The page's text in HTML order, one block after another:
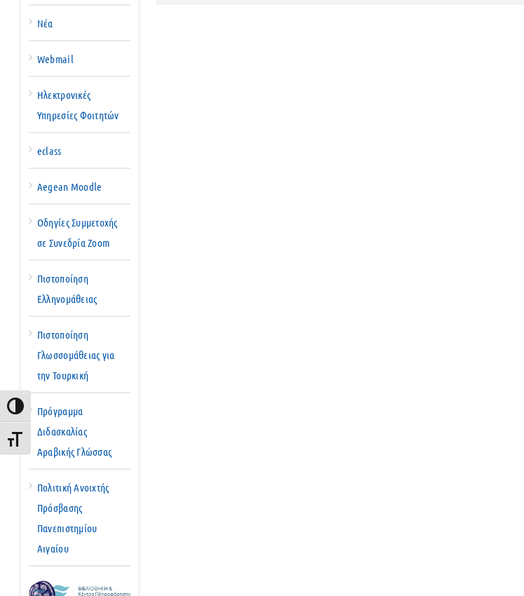
Εναλλαγή Υψηλής Αντίθεσης
Εναλλαγή Μεγέθους Γραμμάτων
Νέα
Webmail
Ηλεκτρονικές
Υπηρεσίες Φοιτητών
eclass
Aegean Moodle
Οδηγίες Συμμετοχής
σε Συνεδρία Zoom
Πιστοποίηση
Ελληνομάθειας
Πιστοποίηση
Γλωσσομάθειας για
την Τουρκική
Πρόγραμμα
Διδασκαλίας
Αραβικής Γλώσσας
Πολιτική Ανοιχτής
Πρόσβασης
Πανεπιστημίου
Αιγαίου